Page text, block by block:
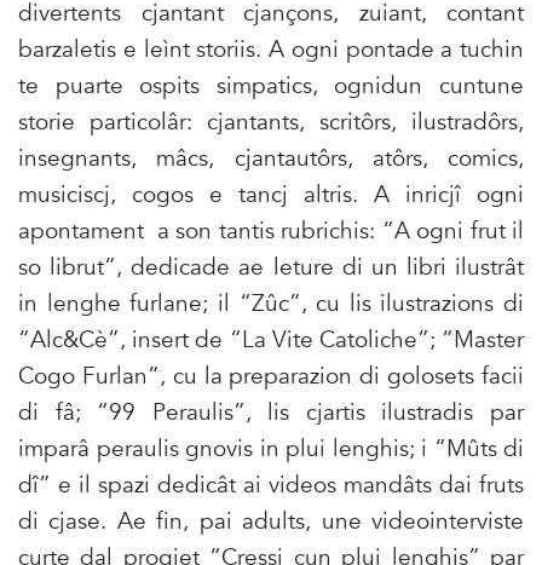
divertents cjantant cjançons, zuiant, contant
barzaletis e leìnt storiis. A ogni pontade a tuchin
te puarte ospits simpatics, ognidun cuntune
storie particolâr: cjantants, scritôrs, ilustradôrs,
insegnants, mâcs, cjantautôrs, atôrs, comics,
musiciscj, cogos e tancj altris. A inricjî ogni
apontament a son tantis rubrichis: “A ogni frut il
so librut”, dedicade ae leture di un libri ilustrât
in lenghe furlane; il “Zûc”, cu lis ilustrazions di
“Alc&Cè”, insert de “La Vite Catoliche”; “Master
Cogo Furlan”, cu la preparazion di golosets facii
di fâ; “99 Peraulis”, lis cjartis ilustradis par
imparâ peraulis gnovis in plui lenghis; i “Mûts di
dî” e il spazi dedicât ai videos mandâts dai fruts
di cjase. Ae fin, pai adults, une videointerviste
curte dal progjet “Cressi cun plui lenghis” par